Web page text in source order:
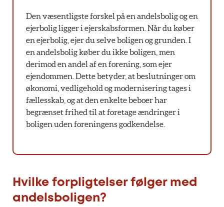
Den væsentligste forskel på en andelsbolig og en
ejerbolig ligger i ejerskabsformen. Når du køber
en ejerbolig, ejer du selve boligen og grunden. I
en andelsbolig køber du ikke boligen, men
derimod en andel af en forening, som ejer
ejendommen. Dette betyder, at beslutninger om
økonomi, vedligehold og modernisering tages i
fællesskab, og at den enkelte beboer har
begrænset frihed til at foretage ændringer i
boligen uden foreningens godkendelse.
Hvilke forpligtelser følger med
andelsboligen?